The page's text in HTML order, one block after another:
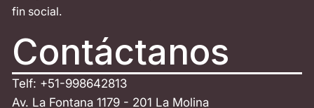
fin social.
Contáctanos
Telf: +51-998642813
Av. La Fontana 1179 - 201 La Molina